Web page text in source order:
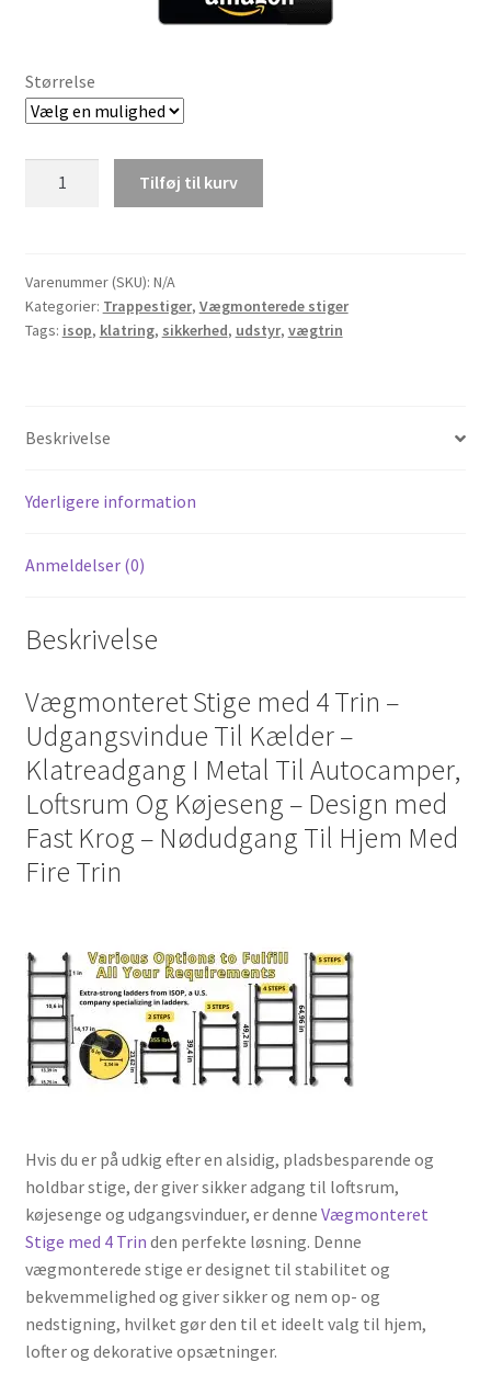
Størrelse
4
Trin
antal
Tilføj til kurv
Varenummer (SKU): N/A
Kategorier: Trappestiger, Vægmonterede stiger
Tags: isop, klatring, sikkerhed, udstyr, vægtrin
Beskrivelse
Yderligere information
Anmeldelser (0)
Beskrivelse
Vægmonteret Stige med 4 Trin –
Udgangsvindue Til Kælder –
Klatreadgang I Metal Til Autocamper,
Loftsrum Og Køjeseng – Design med
Fast Krog – Nødudgang Til Hjem Med
Fire Trin
Hvis du er på udkig efter en alsidig, pladsbesparende og
holdbar stige, der giver sikker adgang til loftsrum,
køjesenge og udgangsvinduer, er denne Vægmonteret
Stige med 4 Trin den perfekte løsning. Denne
vægmonterede stige er designet til stabilitet og
bekvemmelighed og giver sikker og nem op- og
nedstigning, hvilket gør den til et ideelt valg til hjem,
lofter og dekorative opsætninger.